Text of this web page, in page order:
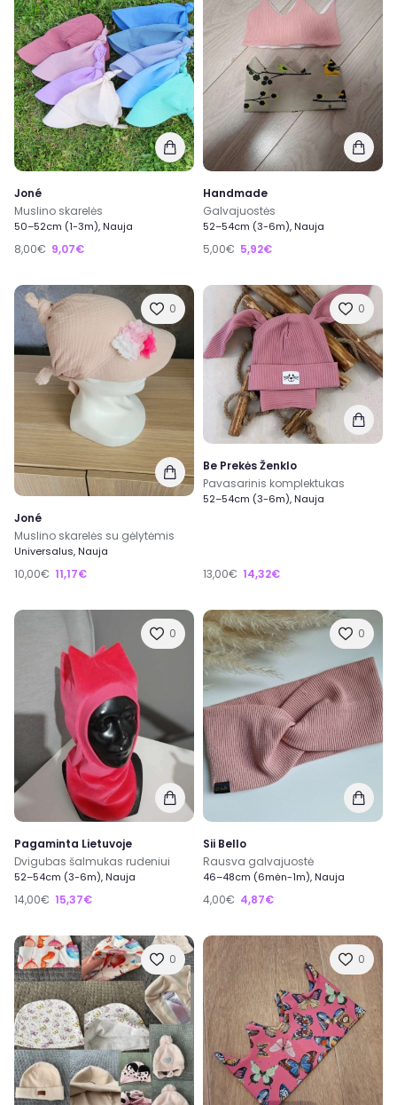
Joné
Muslino skarelės
50–52cm (1-3m), Nauja
8,00€ 9,07€
Handmade
Galvajuostės
52–54cm (3-6m), Nauja
5,00€ 5,92€
0
Joné
Muslino skarelės su gėlytėmis
Universalus, Nauja
10,00€ 11,17€
0
Be Prekės Ženklo
Pavasarinis komplektukas
52–54cm (3-6m), Nauja
13,00€ 14,32€
0
Pagaminta Lietuvoje
Dvigubas šalmukas rudeniui
52–54cm (3-6m), Nauja
14,00€ 15,37€
0
Sii Bello
Rausva galvajuostė
46–48cm (6mėn-1m), Nauja
4,00€ 4,87€
0 0